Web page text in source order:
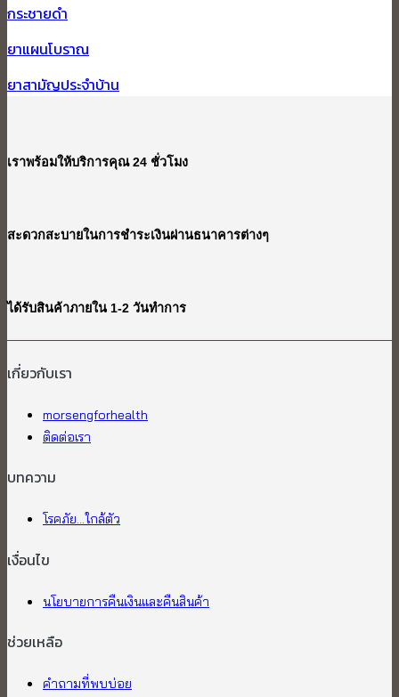
กระชายดำ
ยาแผนโบราณ
ยาสามัญประจำบ้าน
เราพร้อมให้บริการคุณ 24 ชั่วโมง
สะดวกสะบายในการชำระเงินผ่านธนาคารต่างๆ
ได้รับสินค้าภายใน 1-2 วันทำการ
เกี่ยวกับเรา​
morsengforhealth
ติดต่อเรา
บทความ
โรคภัย...ใกล้ตัว
เงื่อนไข
นโยบายการคืนเงินและคืนสินค้า
ช่วยเหลือ
คำถามที่พบบ่อย